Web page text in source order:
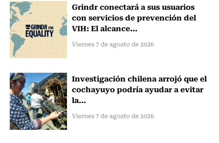
Grindr conectará a sus usuarios
con servicios de prevención del
VIH: El alcance...
Viernes 7 de agosto de 2026
Investigación chilena arrojó que el
cochayuyo podría ayudar a evitar
la...
Viernes 7 de agosto de 2026